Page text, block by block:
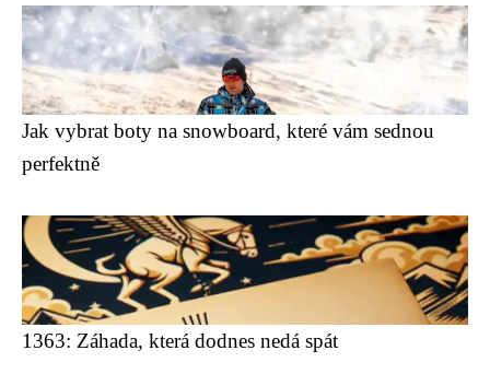
Jak vybrat boty na snowboard, které vám sednou
perfektně
1363: Záhada, která dodnes nedá spát